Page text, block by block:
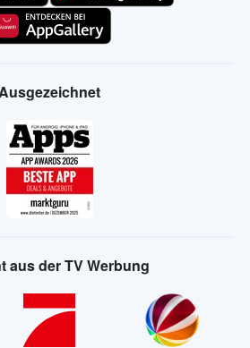
aus der TV Werbung